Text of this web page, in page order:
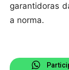
garantidoras
a norma.